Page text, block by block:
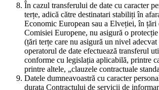
În cazul transferului de date cu caracter
terțe, adică către destinatari stabiliți în
Economic European sau a Elveției, în
Comisiei Europene, nu asigură o
(țări terțe care nu asigură un nivel adecvat
operatorul de date efectuează transferul
conforme cu legislația aplicabilă, printre
printre altele, „clauzele contractuale
Datele dumneavoastră cu caracter
durata Contractului de servicii de